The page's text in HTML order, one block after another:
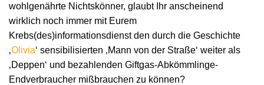
wohlgenährte Nichtskönner, glaubt Ihr anscheinend
wirklich noch immer mit Eurem
Krebs(des)informationsdienst den durch die Geschichte
‚Olivia‘ sensibilisierten ‚Mann von der Straße‘ weiter als
‚Deppen‘ und bezahlenden Giftgas-Abkömmlinge-
Endverbraucher mißbrauchen zu können?